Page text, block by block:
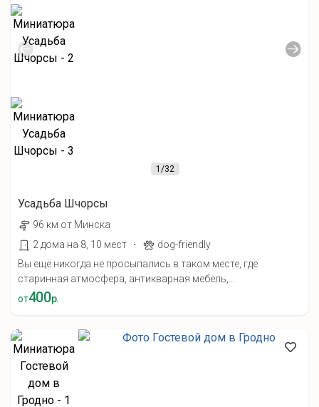
1/32
Усадьба Шчорсы
96 км от Минска
2 дома на 8, 10 мест
·
dog-friendly
Вы ещё никогда не просыпались в таком месте, где
старинная атмосфера, антикварная мебель,...
от400р.